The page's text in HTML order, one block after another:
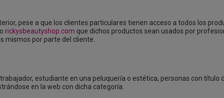
pese a que los clientes particulares tienen acceso a todos los
rickysbeautyshop.com que dichos productos sean usados por
mismos por parte del cliente.
estudiante en una peluquería o estética, personas con título
en la web con dicha categoría.